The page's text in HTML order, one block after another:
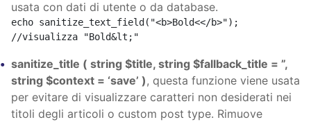
usata con dati di utente o da database.
echo sanitize_text_field("<b>Bold<</b>");
//visualizza "Bold&lt;"
sanitize_title ( string $title, string $fallback_title = ”,
string $context = ‘save’ ), questa funzione viene usata
per evitare di visualizzare caratteri non desiderati nei
titoli degli articoli o custom post type. Rimuove